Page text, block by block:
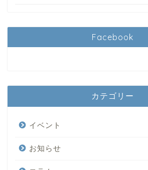
Facebook
カテゴリー
イベント
お知らせ